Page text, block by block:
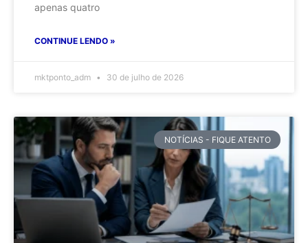
apenas quatro
CONTINUE LENDO »
mktponto_adm 30 de julho de 2026
NOTÍCIAS - FIQUE ATENTO